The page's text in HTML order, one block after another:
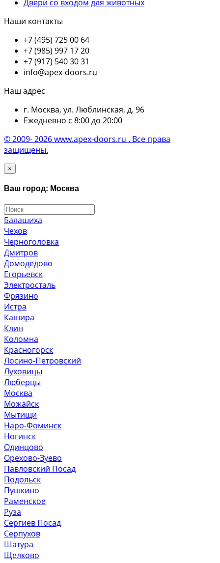
Двери со входом для животных
Наши контакты
+7 (495) 725 00 64
+7 (985) 997 17 20
+7 (917) 540 30 31
info@apex-doors.ru
Наш адрес
г. Москва, ул. Люблинская, д. 96
Ежедневно с 8:00 до 20:00
© 2009- 2026 www.apex-doors.ru . Все права
защищены.
×
Ваш город: Москва
Балашиха
Чехов
Черноголовка
Дмитров
Домодедово
Егорьевск
Электросталь
Фрязино
Истра
Кашира
Клин
Коломна
Красногорск
Лосино-Петровский
Луховицы
Люберцы
Москва
Можайск
Мытищи
Наро-Фоминск
Ногинск
Одинцово
Орехово-Зуево
Павловский Посад
Подольск
Пушкино
Раменское
Руза
Сергиев Посад
Серпухов
Шатура
Щелково